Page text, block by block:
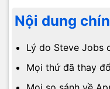
Nội dung
Lý do Steve Jobs
Mọi thứ đã thay